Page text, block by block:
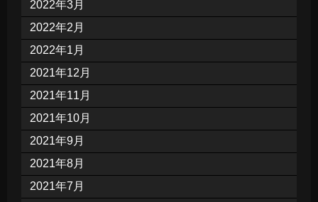
2022年3月
2022年2月
2022年1月
2021年12月
2021年11月
2021年10月
2021年9月
2021年8月
2021年7月